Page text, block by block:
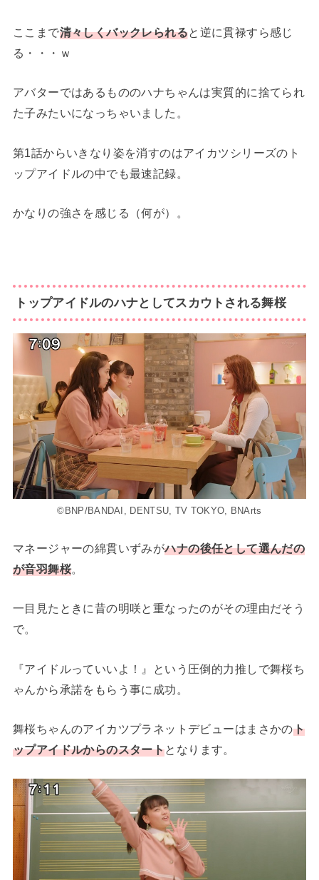
ここまで清々しくバックレられると逆に貫禄すら感じ
る・・・ｗ
アバターではあるもののハナちゃんは実質的に捨てられ
た子みたいになっちゃいました。
第1話からいきなり姿を消すのはアイカツシリーズのト
ップアイドルの中でも最速記録。
かなりの強さを感じる（何が）。
トップアイドルのハナとしてスカウトされる舞桜
©BNP/BANDAI, DENTSU, TV TOKYO, BNArts
マネージャーの綿貫いずみがハナの後任として選んだの
が音羽舞桜。
一目見たときに昔の明咲と重なったのがその理由だそう
で。
『アイドルっていいよ！』という圧倒的力推しで舞桜ち
ゃんから承諾をもらう事に成功。
舞桜ちゃんのアイカツプラネットデビューはまさかのト
ップアイドルからのスタートとなります。